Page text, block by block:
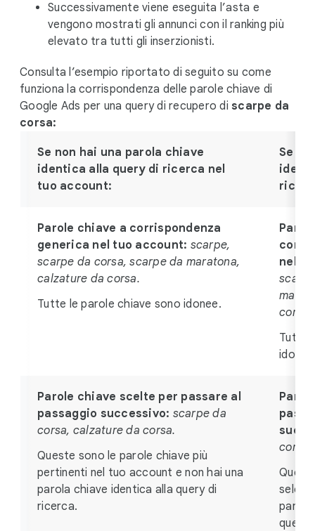
Successivamente viene eseguita l’asta e
vengono mostrati gli annunci con il ranking più
elevato tra tutti gli inserzionisti.
Consulta l’esempio riportato di seguito su come
funziona la corrispondenza delle parole chiave di
Google Ads per una query di recupero di scarpe da
corsa:
Se non hai una parola chiave
identica alla query di ricerca nel
tuo account:
Se
Parole chiave a corrispondenza
generica nel tuo account: scarpe,
scarpe da corsa, scarpe da maratona,
calzature da corsa.
Tutte le parole chiave sono idonee.
nel
corsa.
Tutte
Parole chiave scelte per passare al
passaggio successivo: scarpe da
corsa, calzature da corsa.
Queste sono le parole chiave più
pertinenti nel tuo account e non hai una
parola chiave identica alla query di
ricerca.
corsa.
parola
query